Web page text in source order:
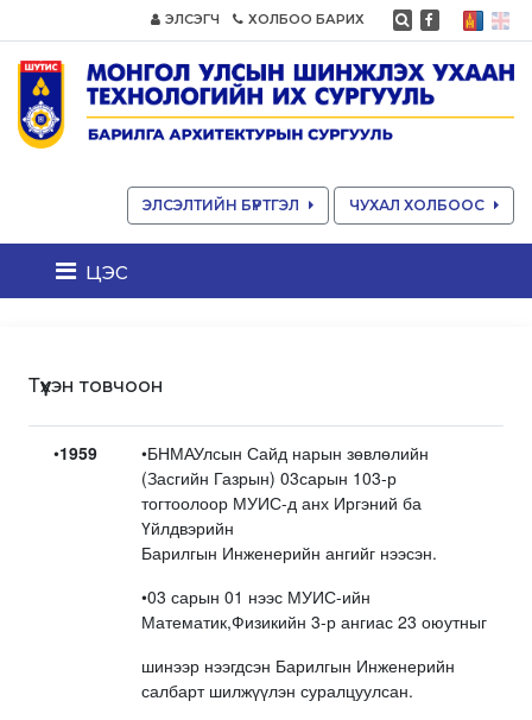
ЭЛСЭГЧ ХОЛБОО БАРИХ
ЭЛСЭЛТИЙН БҮРТГЭЛ ЧУХАЛ ХОЛБООС
цэс
Түүхэн товчоон
•1959
•БНМАУлсын Сайд нарын зөвлөлийн
(Засгийн Газрын) 03сарын 103-р
тогтоолоор МУИС-д анх Иргэний ба
Үйлдвэрийн
Барилгын Инженерийн ангийг нээсэн.
•03 сарын 01 нээс МУИС-ийн
Математик,Физикийн 3-р ангиас 23 оюутныг
шинээр нээгдсэн Барилгын Инженерийн
салбарт шилжүүлэн суралцуулсан.